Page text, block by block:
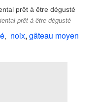
prêt à être dégusté
noix, gâteau moyen